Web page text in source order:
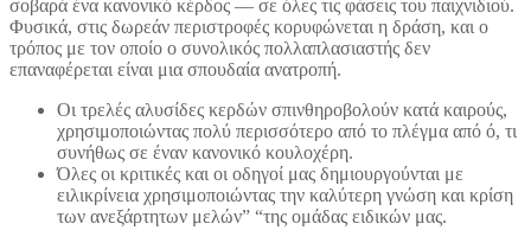
σοβαρά ένα κανονικό κέρδος — σε όλες τις φάσεις του παιχνιδιού.
Φυσικά, στις δωρεάν περιστροφές κορυφώνεται η δράση, και ο
τρόπος με τον οποίο ο συνολικός πολλαπλασιαστής δεν
επαναφέρεται είναι μια σπουδαία ανατροπή.
Οι τρελές αλυσίδες κερδών σπινθηροβολούν κατά καιρούς,
χρησιμοποιώντας πολύ περισσότερο από το πλέγμα από ό, τι
συνήθως σε έναν κανονικό κουλοχέρη.
Όλες οι κριτικές και οι οδηγοί μας δημιουργούνται με
ειλικρίνεια χρησιμοποιώντας την καλύτερη γνώση και κρίση
των ανεξάρτητων μελών” “της ομάδας ειδικών μας.